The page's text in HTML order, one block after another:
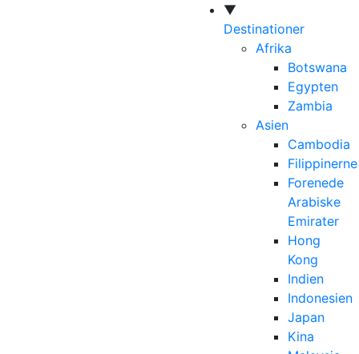
▼
Destinationer
Afrika
Botswana
Egypten
Zambia
Asien
Cambodia
Filippinerne
Forenede
Arabiske
Emirater
Hong
Kong
Indien
Indonesien
Japan
Kina